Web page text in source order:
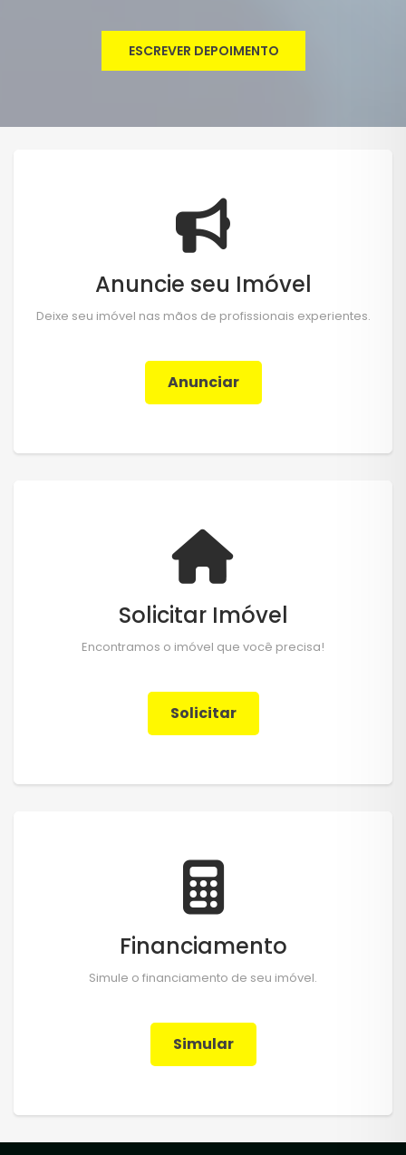
ESCREVER DEPOIMENTO
Anuncie seu Imóvel
Deixe seu imóvel nas mãos de profissionais experientes.
Anunciar
Solicitar Imóvel
Encontramos o imóvel que você precisa!
Solicitar
Financiamento
Simule o financiamento de seu imóvel.
Simular